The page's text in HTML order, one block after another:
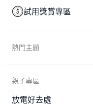
試用獎賞專區
熱門主題
親子專區
放電好去處